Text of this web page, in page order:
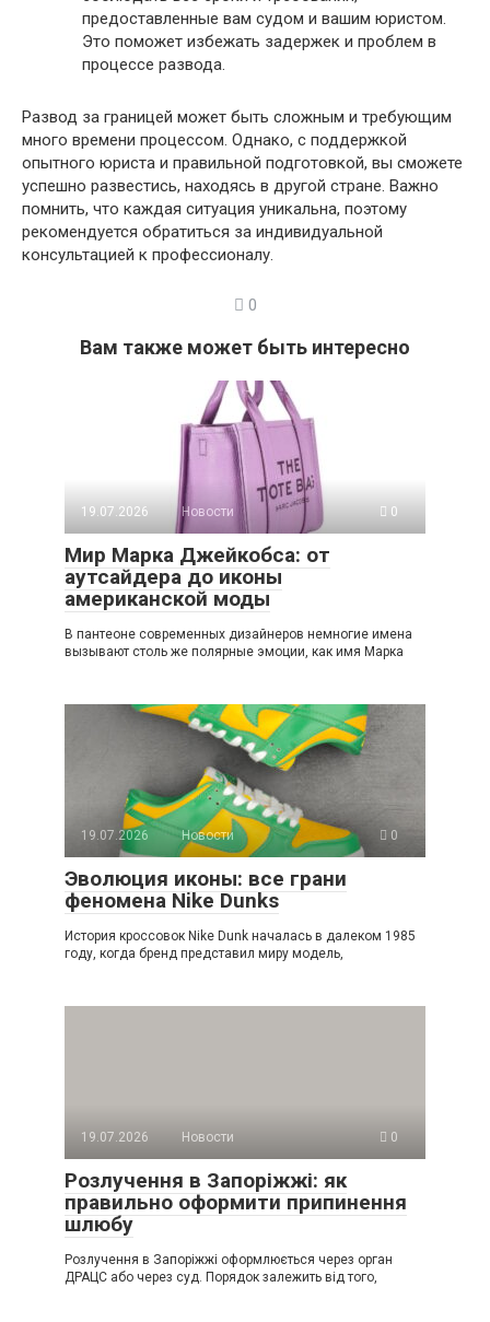
предоставленные вам судом и вашим юристом.
Это поможет избежать задержек и проблем в
процессе развода.
Развод за границей может быть сложным и требующим
много времени процессом. Однако, с поддержкой
опытного юриста и правильной подготовкой, вы сможете
успешно развестись, находясь в другой стране. Важно
помнить, что каждая ситуация уникальна, поэтому
рекомендуется обратиться за индивидуальной
консультацией к профессионалу.
0
Вам также может быть интересно
19.07.2026 Новости 0
Мир Марка Джейкобса: от
аутсайдера до иконы
американской моды
В пантеоне современных дизайнеров немногие имена
вызывают столь же полярные эмоции, как имя Марка
19.07.2026 Новости 0
Эволюция иконы: все грани
феномена Nike Dunks
История кроссовок Nike Dunk началась в далеком 1985
году, когда бренд представил миру модель,
19.07.2026 Новости 0
Розлучення в Запоріжжі: як
правильно оформити припинення
шлюбу
Розлучення в Запоріжжі оформлюється через орган
ДРАЦС або через суд. Порядок залежить від того,